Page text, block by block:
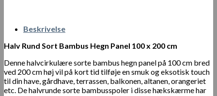
Beskrivelse
Halv Rund Sort Bambus Hegn Panel 100 x 200 cm
Denne halvcirkulære sorte bambus hegn panel på 100 cm bred
ved 200 cm høj vil på kort tid tilføje en smuk og eksotisk touch
til din have, gårdhave, terrassen, balkonen, altanen, orangeriet
etc. De halvrunde sorte bambusspoler i disse hækskærme har